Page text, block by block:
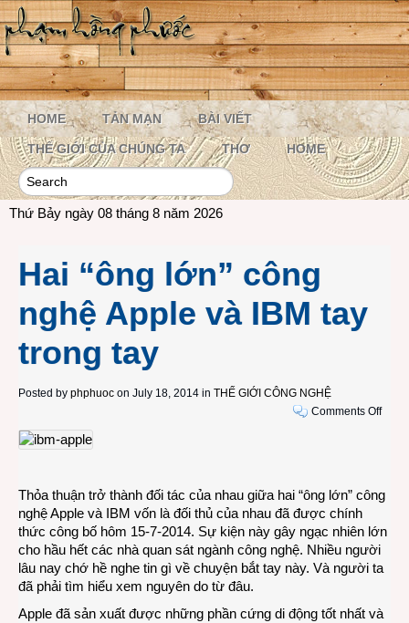
HOME TẢN MẠN BÀI VIẾT
THẾ GIỚI CỦA CHÚNG TA THƠ HOME
Thứ Bảy ngày 08 tháng 8 năm 2026
Hai “ông lớn” công
nghệ Apple và IBM tay
trong tay
Posted by phphuoc on July 18, 2014 in THẾ GIỚI CÔNG NGHỆ
Comments Offon
nghệ
và
tay
tay
Thỏa thuận trở thành đối tác của nhau giữa hai “ông lớn” công
nghệ Apple và IBM vốn là đối thủ của nhau đã được chính
thức công bố hôm 15-7-2014. Sự kiện này gây ngạc nhiên lớn
cho hầu hết các nhà quan sát ngành công nghệ. Nhiều người
lâu nay chớ hề nghe tin gì về chuyện bắt tay này. Và người ta
đã phải tìm hiểu xem nguyên do từ đâu.
Apple đã sản xuất được những phần cứng di động tốt nhất và